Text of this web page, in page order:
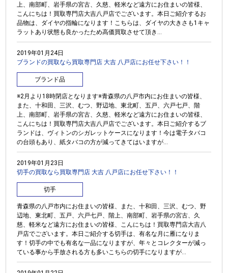
上、南部町、岩手県の宮古、久慈、軽米など遠方にお住まいの皆様、
こんにちは！買取専門店大吉八戸店でございます。本日ご紹介するお
品物は、ダイヤの指輪になります！こちらは、ダイヤの大きさも1キャ
ラットあり状態も良かったため高価買取させて頂き...
2019年01月24日
ブランドの買取なら買取専門店 大吉 八戸店にお任せ下さい！！
ブランド品
※2月より18時閉店となります※青森県の八戸市内にお住まいの皆様、
また、十和田、三沢、むつ、野辺地、東北町、五戸、六戸七戸、階
上、南部町、岩手県の宮古、久慈、軽米など遠方にお住まいの皆様、
こんにちは！買取専門店大吉八戸店でございます。本日ご紹介するブ
ランドは、ヴィトンのシガレットケースになります！今は電子タバコ
の台頭もあり、紙タバコの方が減ってきてはいますが...
2019年01月23日
切手の買取なら買取専門店 大吉 八戸店にお任せ下さい！！
切手
青森県の八戸市内にお住まいの皆様、また、十和田、三沢、むつ、野
辺地、東北町、五戸、六戸七戸、階上、南部町、岩手県の宮古、久
慈、軽米など遠方にお住まいの皆様、こんにちは！買取専門店大吉八
戸店でございます。本日ご紹介する切手は、有名な月に雁になりま
す！切手の中でも有名な一品になりますが、年々とコレクターが減っ
ている事から手放される方も多いこちらの切手になりますが...